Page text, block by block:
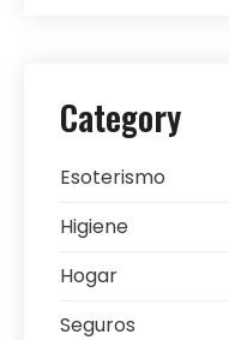
Category
Esoterismo
Higiene
Hogar
Seguros